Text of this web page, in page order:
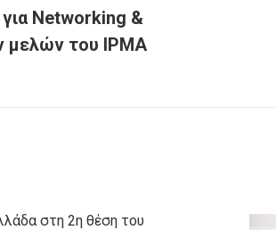
για Networking &
μελών του IPMA
στη 2η θέση του